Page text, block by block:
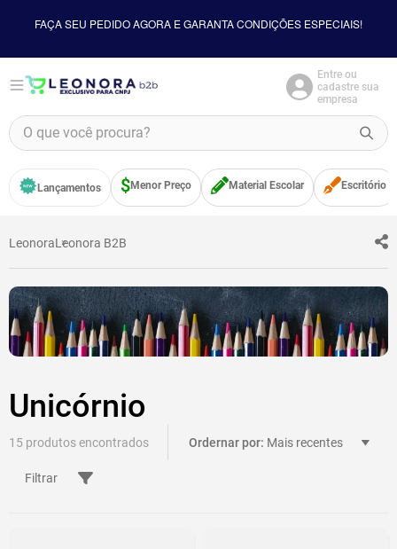
FAÇA SEU PEDIDO AGORA E GARANTA CONDIÇÕES ESPECIAIS!
Entre ou
cadastre sua
empresa
O que você procura?
Lançamentos Menor Preço Material Escolar Escritório
LeonoraLeonora B2B
Unicórnio
15 Mais recentes
Filtrar
TERMOS MAIS BUSCADOS
1º
4º
food
5 º minecraft